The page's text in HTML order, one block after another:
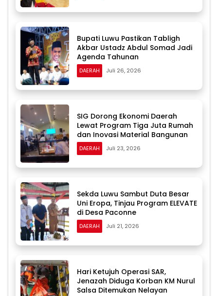
Bupati Luwu Pastikan Tabligh
Akbar Ustadz Abdul Somad Jadi
Agenda Tahunan
DAERAH Juli 26, 2026
SIG Dorong Ekonomi Daerah
Lewat Program Tiga Juta Rumah
dan Inovasi Material Bangunan
DAERAH Juli 23, 2026
Sekda Luwu Sambut Duta Besar
Uni Eropa, Tinjau Program ELEVATE
di Desa Paconne
DAERAH Juli 21, 2026
Hari Ketujuh Operasi SAR,
Jenazah Diduga Korban KM Nurul
Salsa Ditemukan Nelayan